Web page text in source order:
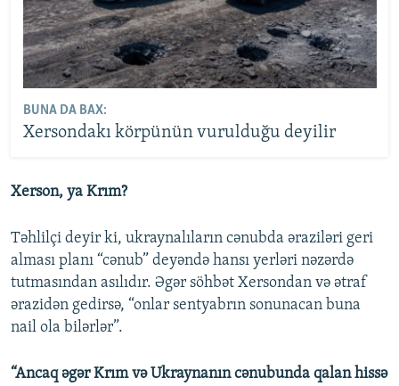
BUNA DA BAX:
Xersondakı körpünün vurulduğu deyilir
Xerson, ya Krım?
Təhlilçi deyir ki, ukraynalıların cənubda əraziləri geri
alması planı “cənub” deyəndə hansı yerləri nəzərdə
tutmasından asılıdır. Əgər söhbət Xersondan və ətraf
ərazidən gedirsə, “onlar sentyabrın sonunacan buna
nail ola bilərlər”.
“Ancaq əgər Krım və Ukraynanın cənubunda qalan hissə